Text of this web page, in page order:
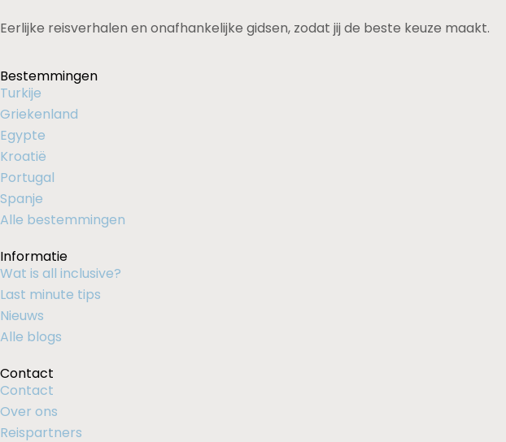
Eerlijke reisverhalen en onafhankelijke gidsen, zodat jij de beste keuze maakt.
Bestemmingen
Turkije
Griekenland
Egypte
Kroatië
Portugal
Spanje
Alle bestemmingen
Informatie
Wat is all inclusive?
Last minute tips
Nieuws
Alle blogs
Contact
Contact
Over ons
Reispartners